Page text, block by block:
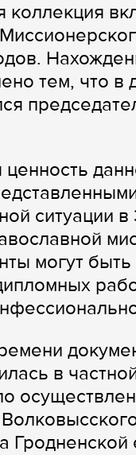
коллекция
тем, что
ситуации
могут
в
Гродненской